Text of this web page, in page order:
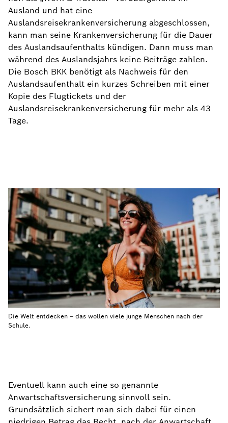
Ausland und hat eine
Auslandsreisekrankenversicherung abgeschlossen,
kann man seine Krankenversicherung für die Dauer
des Auslandsaufenthalts kündigen. Dann muss man
während des Auslandsjahrs keine Beiträge zahlen.
Die Bosch BKK benötigt als Nachweis für den
Auslandsaufenthalt ein kurzes Schreiben mit einer
Kopie des Flugtickets und der
Auslandsreisekrankenversicherung für mehr als 43
Tage.
Die Welt entdecken – das wollen viele junge Menschen nach der
Schule.
Eventuell kann auch eine so genannte
Anwartschaftsversicherung sinnvoll sein.
Grundsätzlich sichert man sich dabei für einen